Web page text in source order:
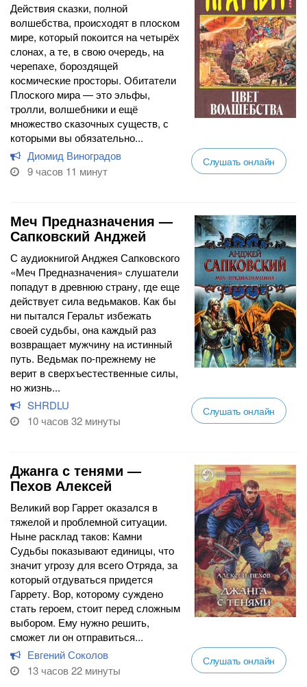
Действия сказки, полной
волшебства, происходят в плоском
мире, который покоится на четырёх
слонах, а те, в свою очередь, на
черепахе, бороздящей
космические просторы. Обитатели
Плоского мира — это эльфы,
тролли, волшебники и ещё
множество сказочных существ, с
которыми вы обязательно...
Диомид Виноградов
9 часов 11 минут
Слушать онлайн
Меч Предназначения —
Сапковский Анджей
С аудиокнигой Анджея Сапковского
«Меч Предназначения» слушатели
попадут в древнюю страну, где еще
действует сила ведьмаков. Как бы
ни пытался Геральт избежать
своей судьбы, она каждый раз
возвращает мужчину на истинный
путь. Ведьмак по-прежнему не
верит в сверхъестественные силы,
но жизнь...
SHRDLU
10 часов 32 минуты
Слушать онлайн
Джанга с тенями —
Пехов Алексей
Великий вор Гаррет оказался в
тяжелой и проблемной ситуации.
Ныне расклад таков: Камни
Судьбы показывают единицы, что
значит угрозу для всего Отряда, за
который отдуваться придется
Гаррету. Вор, которому суждено
стать героем, стоит перед сложным
выбором. Ему нужно решить,
сможет ли он отправиться...
Евгений Соколов
13 часов 22 минуты
Слушать онлайн